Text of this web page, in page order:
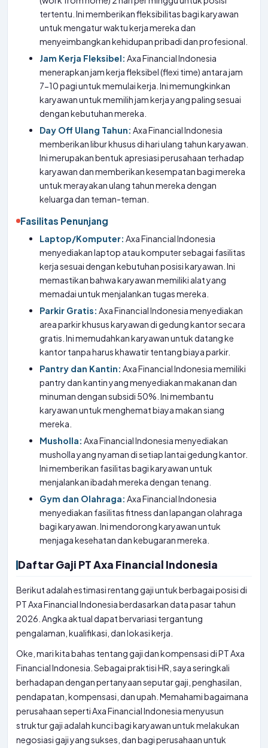
tertentu. Ini memberikan fleksibilitas bagi karyawan
untuk mengatur waktu kerja mereka dan
menyeimbangkan kehidupan pribadi dan profesional.
Jam Kerja Fleksibel: Axa Financial Indonesia
menerapkan jam kerja fleksibel (flexi time) antara jam
7-10 pagi untuk memulai kerja. Ini memungkinkan
karyawan untuk memilih jam kerja yang paling sesuai
dengan kebutuhan mereka.
Day Off Ulang Tahun: Axa Financial Indonesia
memberikan libur khusus di hari ulang tahun karyawan.
Ini merupakan bentuk apresiasi perusahaan terhadap
karyawan dan memberikan kesempatan bagi mereka
untuk merayakan ulang tahun mereka dengan
keluarga dan teman-teman.
Fasilitas Penunjang
Laptop/Komputer: Axa Financial Indonesia
menyediakan laptop atau komputer sebagai fasilitas
kerja sesuai dengan kebutuhan posisi karyawan. Ini
memastikan bahwa karyawan memiliki alat yang
memadai untuk menjalankan tugas mereka.
Parkir Gratis: Axa Financial Indonesia menyediakan
area parkir khusus karyawan di gedung kantor secara
gratis. Ini memudahkan karyawan untuk datang ke
kantor tanpa harus khawatir tentang biaya parkir.
Pantry dan Kantin: Axa Financial Indonesia memiliki
pantry dan kantin yang menyediakan makanan dan
minuman dengan subsidi 50%. Ini membantu
karyawan untuk menghemat biaya makan siang
mereka.
Musholla: Axa Financial Indonesia menyediakan
musholla yang nyaman di setiap lantai gedung kantor.
Ini memberikan fasilitas bagi karyawan untuk
menjalankan ibadah mereka dengan tenang.
Gym dan Olahraga: Axa Financial Indonesia
menyediakan fasilitas fitness dan lapangan olahraga
bagi karyawan. Ini mendorong karyawan untuk
menjaga kesehatan dan kebugaran mereka.
Daftar Gaji PT Axa Financial Indonesia
Berikut adalah estimasi rentang gaji untuk berbagai posisi di
PT Axa Financial Indonesia berdasarkan data pasar tahun
2026. Angka aktual dapat bervariasi tergantung
pengalaman, kualifikasi, dan lokasi kerja.
Oke, mari kita bahas tentang gaji dan kompensasi di PT Axa
Financial Indonesia. Sebagai praktisi HR, saya seringkali
berhadapan dengan pertanyaan seputar gaji, penghasilan,
pendapatan, kompensasi, dan upah. Memahami bagaimana
perusahaan seperti Axa Financial Indonesia menyusun
struktur gaji adalah kunci bagi karyawan untuk melakukan
negosiasi gaji yang sukses, dan bagi perusahaan untuk